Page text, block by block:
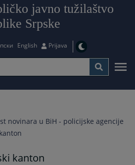
javno tužilaštvo
Srpske
English Prijava
novinara u BiH - policijske agencije
kanton